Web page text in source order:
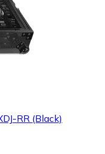
RR (Black)